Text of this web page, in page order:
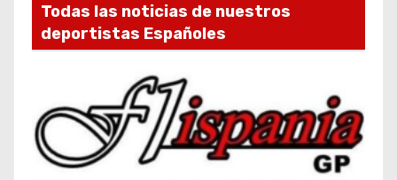
Todas las noticias de nuestros
deportistas Españoles